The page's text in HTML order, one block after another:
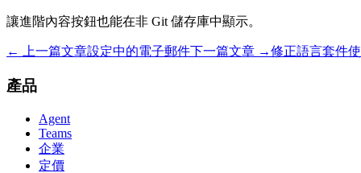
讓進階內容按鈕也能在非 Git 儲存庫中顯示。
← 上一篇文章設定中的電子郵件 下一篇文章 →修正語言套件
產品
Agent
Teams
企業
定價